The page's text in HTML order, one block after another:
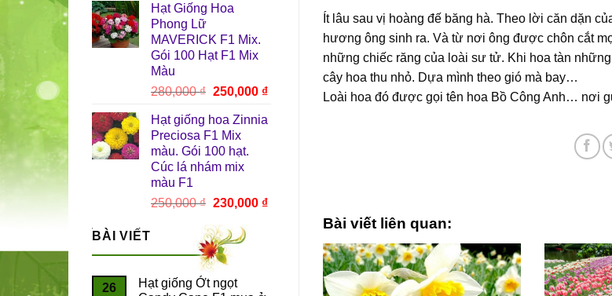
là:
250,000 ₫.
Hạt Giống Hoa
Phong Lữ
MAVERICK F1 Mix.
Gói 100 Hạt F1 Mix
Màu
280,000₫ Giá
là:
280,000 ₫.
250,000 ₫Giá
tại
Hạt giống hoa Zinnia
Preciosa F1 Mix
màu. Gói 100 hạt.
Cúc lá nhám mix
màu F1
250,000₫ Giá
là:
250,000 ₫.
230,000 ₫Giá
230,000 ₫.
BÀI VIẾT
26
Hạt giống Ớt ngọt
Ít lâu sau vị hoàng đế băng hà. Theo lời căn dặn
hương ông sinh ra. Và từ nơi ông được chôn cắt
những chiếc răng của loài sư tử. Khi hoa tàn
cây hoa thu nhỏ. Dựa mình theo gió mà bay…
Loài hoa đó được gọi tên hoa Bồ Công Anh… nơi
Bài viết liên quan: